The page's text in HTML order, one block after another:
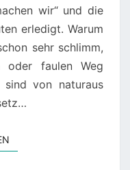
wir“ und die
erledigt. Warum
sehr schlimm,
oder faulen Weg
von naturaus
WEITERLESEN